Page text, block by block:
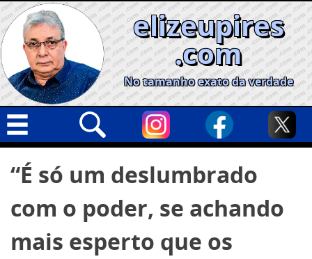
Skip
to
content
elizeupires
.com
No tamanho exato da verdade
Geral
Cidades
Política
Pesquisar
por:
“É só um deslumbrado
com o poder, se achando
mais esperto que os